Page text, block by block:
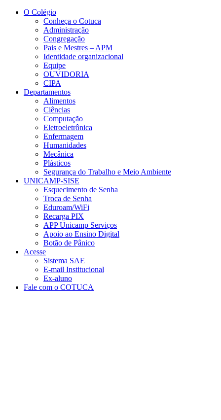
Conteúdo principal
O Colégio
Conheça o Cotuca
Administração
Congregação
Pais e Mestres – APM
Identidade organizacional
Equipe
OUVIDORIA
CIPA
Departamentos
Alimentos
Ciências
Computação
Eletroeletrônica
Enfermagem
Humanidades
Mecânica
Plásticos
Segurança do Trabalho e Meio Ambiente
UNICAMP-SISE
Esquecimento de Senha
Troca de Senha
Eduroam/WiFi
Recarga PIX
APP Unicamp Serviços
Apoio ao Ensino Digital
Botão de Pânico
Acesse
Sistema SAE
E-mail Institucional
Ex-aluno
Fale com o COTUCA